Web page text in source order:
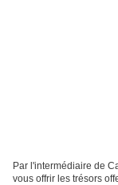
Par l'intermédiaire de
vous offrir les trésors